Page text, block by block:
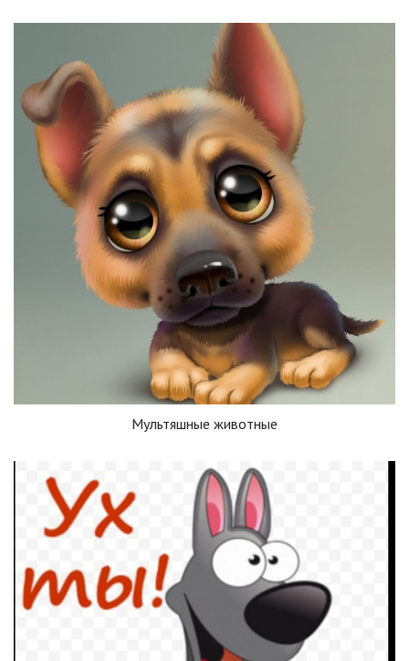
Мультяшные животные